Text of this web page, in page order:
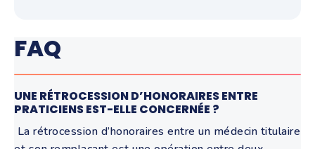
FAQ
UNE RÉTROCESSION D’HONORAIRES ENTRE
PRATICIENS EST-ELLE CONCERNÉE ?
La rétrocession d’honoraires entre un médecin titulaire